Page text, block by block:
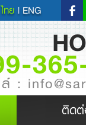
ไทย | ENG
ล์ :
ติดต่